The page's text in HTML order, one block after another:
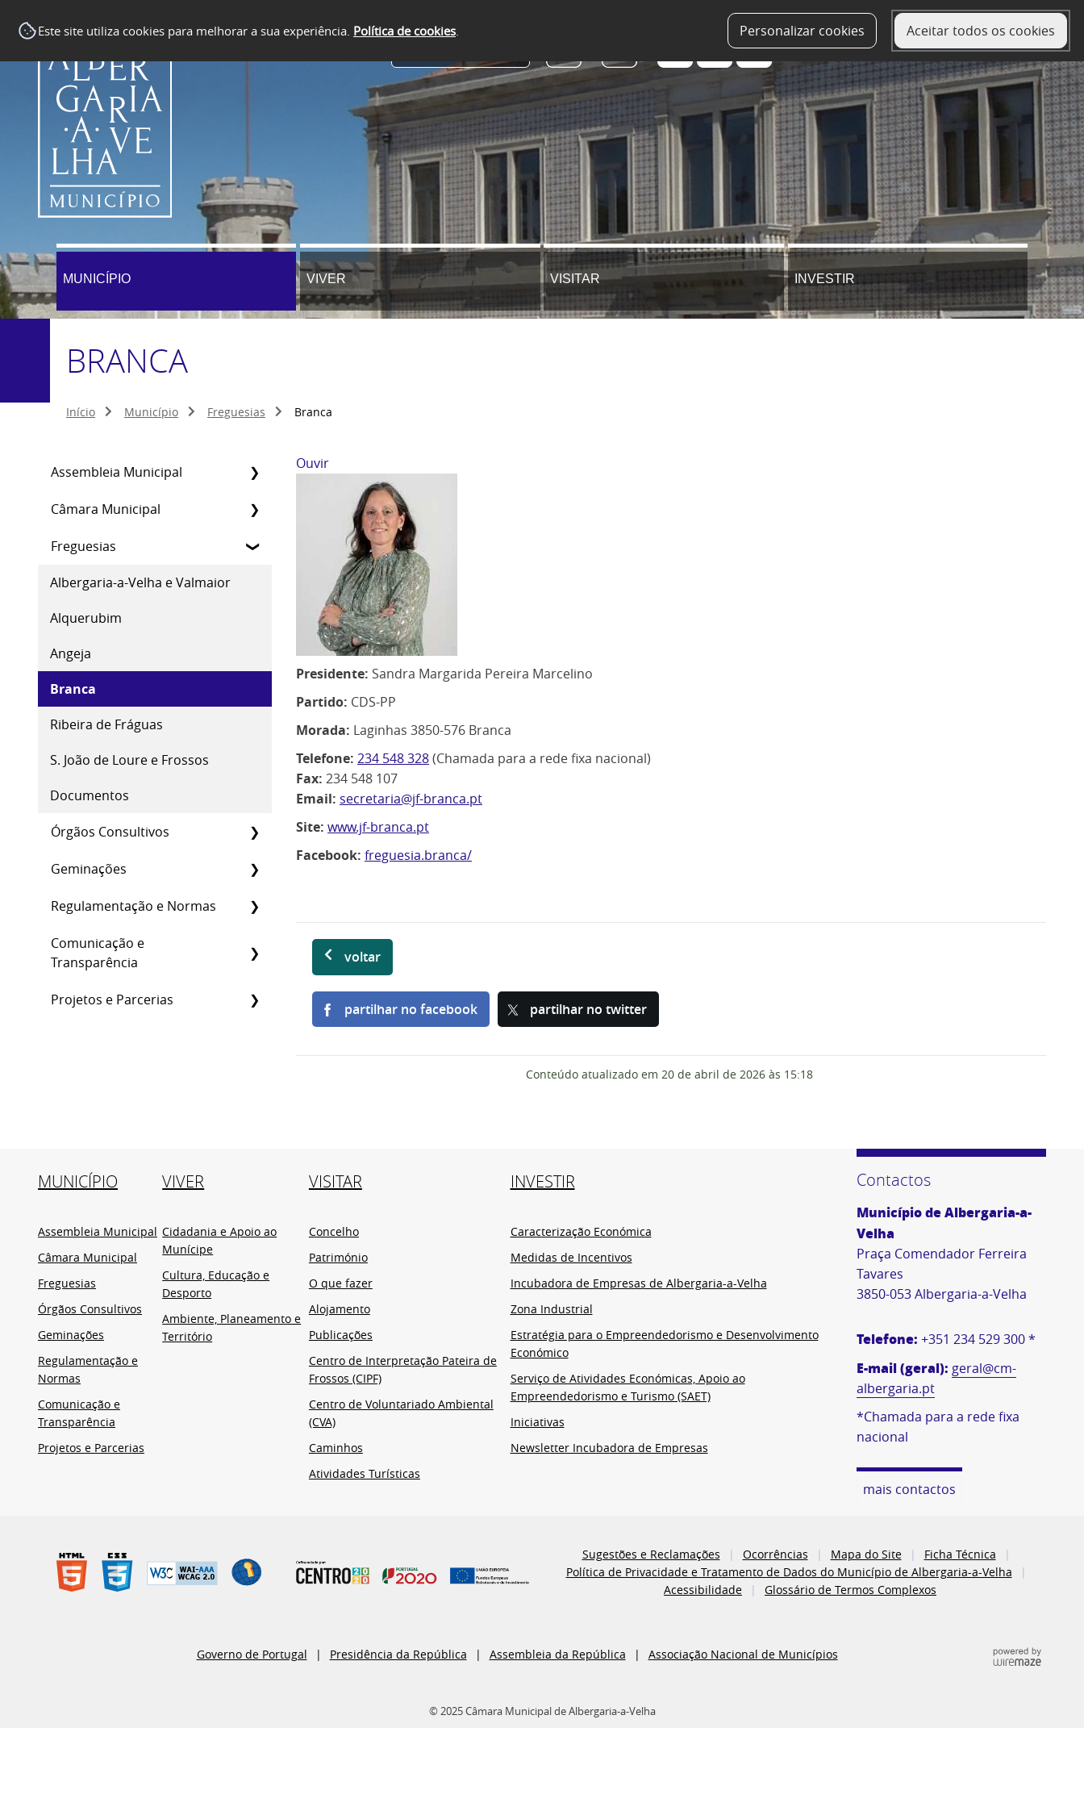
Este site utiliza cookies para melhorar a sua experiência. Política de cookies. Personalizar cookies
Aceitar todos os cookies
MUNICÍPIO VIVER VISITAR INVESTIR
BRANCA
Início Município Freguesias Branca
Assembleia Municipal
Câmara Municipal
Freguesias
Albergaria-a-Velha e Valmaior
Alquerubim
Angeja
Branca
Ribeira de Fráguas
S. João de Loure e Frossos
Documentos
Órgãos Consultivos
Geminações
Regulamentação e Normas
Comunicação e
Transparência
Projetos e Parcerias
Ouvir
Presidente: Sandra Margarida Pereira Marcelino
Partido: CDS-PP
Morada: Laginhas 3850-576 Branca
Telefone: 234 548 328(Chamada para a rede fixa nacional)
Fax: 234 548 107
Email: secretaria@jf-branca.pt
Site: www.jf-branca.pt
Facebook: freguesia.branca/
voltar
partilhar no facebook partilhar no twitter
Conteúdo atualizado em 20 de abril de 2026 às 15:18
MUNICÍPIO
Assembleia Municipal
Câmara Municipal
Freguesias
Órgãos Consultivos
Geminações
Regulamentação e
Normas
Comunicação e
Transparência
Projetos e Parcerias
VIVER
Cidadania e Apoio ao
Munícipe
Cultura, Educação e
Desporto
Ambiente, Planeamento e
Território
VISITAR
Concelho
Património
O que fazer
Alojamento
Publicações
Centro de Interpretação Pateira de
Frossos (CIPF)
Centro de Voluntariado Ambiental
(CVA)
Caminhos
Atividades Turísticas
INVESTIR
Caracterização Económica
Medidas de Incentivos
Incubadora de Empresas de Albergaria-a-Velha
Zona Industrial
Estratégia para o Empreendedorismo e Desenvolvimento
Económico
Serviço de Atividades Económicas, Apoio ao
Empreendedorismo e Turismo (SAET)
Iniciativas
Newsletter Incubadora de Empresas
Contactos
Município de Albergaria-a-
Velha
Praça Comendador Ferreira
Tavares
3850-053 Albergaria-a-Velha
Telefone: +351 234 529 300 *
E-mail (geral): geral@cm-
albergaria.pt
*Chamada para a rede fixa
nacional
mais contactos
Sugestões e Reclamações Ocorrências Mapa do Site
Ficha Técnica
Política de Privacidade e Tratamento de Dados do Município de Albergaria-a-Velha
Acessibilidade
Glossário de Termos Complexos
Governo de Portugal Presidência da República Assembleia da República Associação Nacional de Municípios
© 2025 Câmara Municipal de Albergaria-a-Velha